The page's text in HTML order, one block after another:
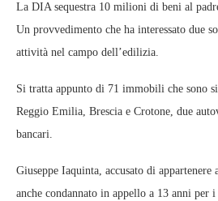
La DIA sequestra 10 milioni di beni al
Un provvedimento che ha interessato due
attività nel campo dell’edilizia.
Si tratta appunto di 71 immobili che sono
Reggio Emilia, Brescia e Crotone, due
bancari.
Giuseppe Iaquinta, accusato di appartenere
anche condannato in appello a 13 anni per